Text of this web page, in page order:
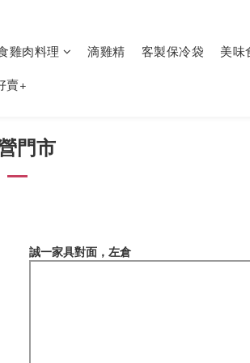
雞肉料理 滴雞精 客製保冷袋
美味
賣+
門市
誠一家具對面，左倉